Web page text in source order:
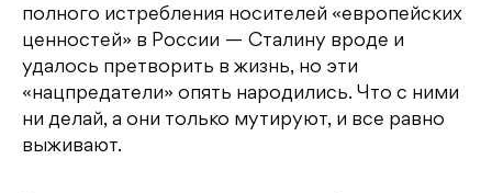
полного истребления носителей «европейских
ценностей» в России — Сталину вроде и
удалось претворить в жизнь, но эти
«нацпредатели» опять народились. Что с ними
ни делай, а они только мутируют, и все равно
выживают.